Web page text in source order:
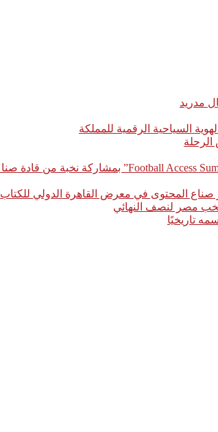
مدريد
المحتوى في معرض القاهرة الدولي للكتاب
مصر لنصف النهائي